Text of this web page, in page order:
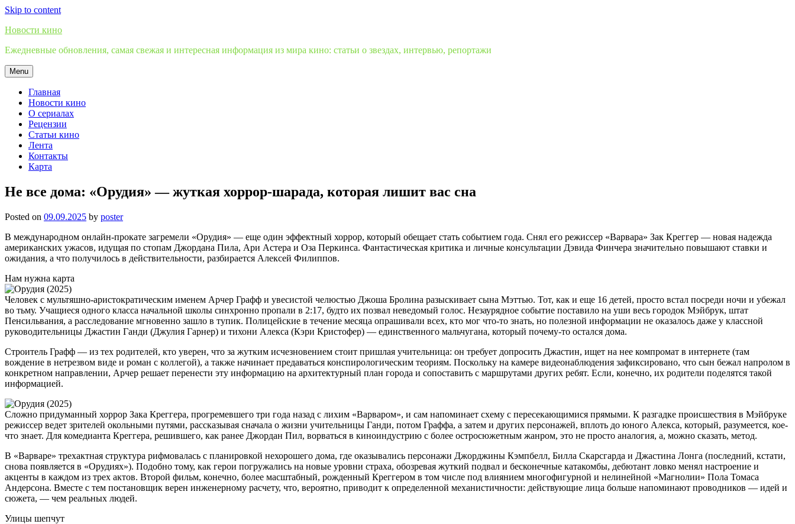
Skip to content
Новости кино
Ежедневные обновления, самая свежая и интересная информация из мира кино: статьи о звездах, интервью, репортажи
Menu
Главная
Новости кино
О сериалах
Рецензии
Статьи кино
Лента
Контакты
Карта
Не все дома: «Орудия» — жуткая хоррор-шарада, которая лишит вас сна
Posted on 09.09.2025 by poster
В международном онлайн-прокате загремели «Орудия» — еще один эффектный хоррор, который обещает стать событием года. Снял его режиссер «Варвара» Зак Креггер — новая надежда
американских ужасов, идущая по стопам Джордана Пила, Ари Астера и Оза Перкинса. Фантастическая критика и личные консультации Дэвида Финчера значительно повышают ставки и
ожидания, а что получилось в действительности, разбирается Алексей Филиппов.
Нам нужна карта
Человек с мультяшно-аристократическим именем Арчер Графф и увесистой челюстью Джоша Бролина разыскивает сына Мэттью. Тот, как и еще 16 детей, просто встал посреди ночи и убежал
во тьму. Учащиеся одного класса начальной школы синхронно пропали в 2:17, будто их позвал неведомый голос. Незаурядное событие поставило на уши весь городок Мэйбрук, штат
Пенсильвания, а расследование мгновенно зашло в тупик. Полицейские в течение месяца опрашивали всех, кто мог что-то знать, но полезной информации не оказалось даже у классной
руководительницы Джастин Ганди (Джулия Гарнер) и тихони Алекса (Кэри Кристофер) — единственного мальчугана, который почему-то остался дома.
Строитель Графф — из тех родителей, кто уверен, что за жутким исчезновением стоит пришлая учительница: он требует допросить Джастин, ищет на нее компромат в интернете (там
вождение в нетрезвом виде и роман с коллегой), а также начинает предаваться конспирологическим теориям. Поскольку на камере видеонаблюдения зафиксировано, что сын бежал напролом в
конкретном направлении, Арчер решает перенести эту информацию на архитектурный план города и сопоставить с маршрутами других ребят. Если, конечно, их родители поделятся такой
информацией.
Сложно придуманный хоррор Зака Креггера, прогремевшего три года назад с лихим «Варваром», и сам напоминает схему с пересекающимися прямыми. К разгадке происшествия в Мэйбруке
режиссер ведет зрителей окольными путями, рассказывая сначала о жизни учительницы Ганди, потом Граффа, а затем и других персонажей, вплоть до юного Алекса, который, разумеется, кое-
что знает. Для комедианта Креггера, решившего, как ранее Джордан Пил, ворваться в киноиндустрию с более остросюжетным жанром, это не просто аналогия, а, можно сказать, метод.
В «Варваре» трехактная структура рифмовалась с планировкой нехорошего дома, где оказывались персонажи Джорджины Кэмпбелл, Билла Скарсгарда и Джастина Лонга (последний, кстати,
снова появляется в «Орудиях»). Подобно тому, как герои погружались на новые уровни страха, обозревая жуткий подвал и бесконечные катакомбы, дебютант ловко менял настроение и
акценты в каждом из трех актов. Второй фильм, конечно, более масштабный, рожденный Креггером в том числе под влиянием многофигурной и нелинейной «Магнолии» Пола Томаса
Андерсона. Вместе с тем постановщик верен инженерному расчету, что, вероятно, приводит к определенной механистичности: действующие лица больше напоминают проводников — идей и
сюжета, — чем реальных людей.
Улицы шепчут